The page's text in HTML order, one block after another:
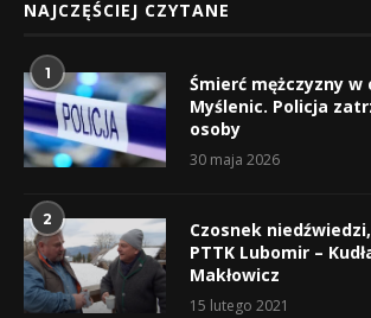
NAJCZĘŚCIEJ CZYTANE
1
Śmierć mężczyzny
Myślenic. Policja
osoby
30 maja 2026
2
Czosnek
PTTK Lubomir –
Makłowicz
15 lutego 2021